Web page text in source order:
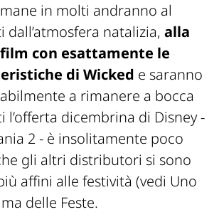
in molti andranno al
dall’atmosfera natalizia, alla
con esattamente le
di Wicked e saranno
a rimanere a bocca
l’offerta dicembrina di Disney -
2 - è insolitamente poco
gli altri distributori si sono
affini alle festività (vedi Uno
delle Feste.